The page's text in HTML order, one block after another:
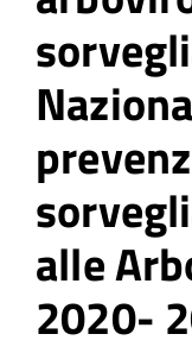
alle
2020-